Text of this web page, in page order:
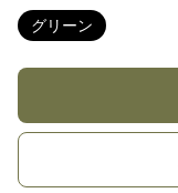
グリーン